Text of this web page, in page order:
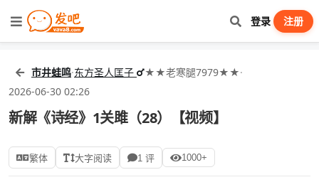
登录 注册
市井蛙鸣·东方圣人匡子 ★★老寒腿7979★★·
2026-06-30 02:26
新解《诗经》1关雎（28）【视频】
繁体 大字阅读 1 评 1000+